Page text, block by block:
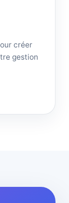
créer
gestion